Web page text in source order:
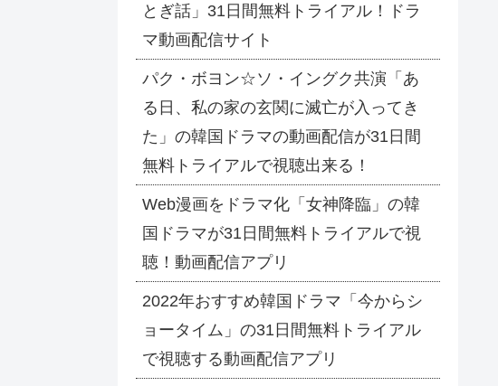
とぎ話」31日間無料トライアル！ドラ
マ動画配信サイト
パク・ボヨン☆ソ・イングク共演「あ
る日、私の家の玄関に滅亡が入ってき
た」の韓国ドラマの動画配信が31日間
無料トライアルで視聴出来る！
Web漫画をドラマ化「女神降臨」の韓
国ドラマが31日間無料トライアルで視
聴！動画配信アプリ
2022年おすすめ韓国ドラマ「今からシ
ョータイム」の31日間無料トライアル
で視聴する動画配信アプリ